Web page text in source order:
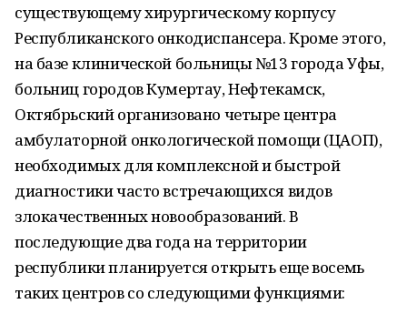
существующему хирургическому корпусу
Республиканского онкодиспансера. Кроме этого,
на базе клинической больницы №13 города Уфы,
больниц городов Кумертау, Нефтекамск,
Октябрьский организовано четыре центра
амбулаторной онкологической помощи (ЦАОП),
необходимых для комплексной и быстрой
диагностики часто встречающихся видов
злокачественных новообразований. В
последующие два года на территории
республики планируется открыть еще восемь
таких центров со следующими функциями: